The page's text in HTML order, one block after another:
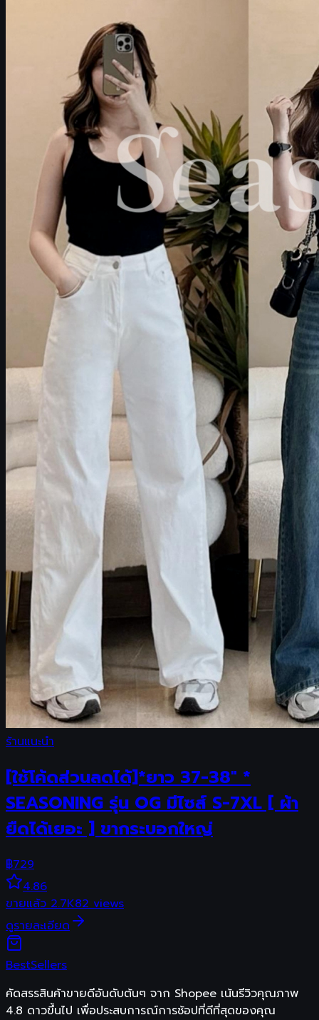
ร้านแนะนำ
[ใช้โค้ดส่วนลดได้]*ยาว 37-38" *
SEASONING รุ่น OG มีไซส์ S-7XL [ ผ้า
ยืดได้เยอะ ] ขากระบอกใหญ่
฿729
4.86
ขายแล้ว 2.7K82 views
ดูรายละเอียด
BestSellers
คัดสรรสินค้าขายดีอันดับต้นๆ จาก Shopee เน้นรีวิวคุณภาพ
4.8 ดาวขึ้นไป เพื่อประสบการณ์การช้อปที่ดีที่สุดของคุณ